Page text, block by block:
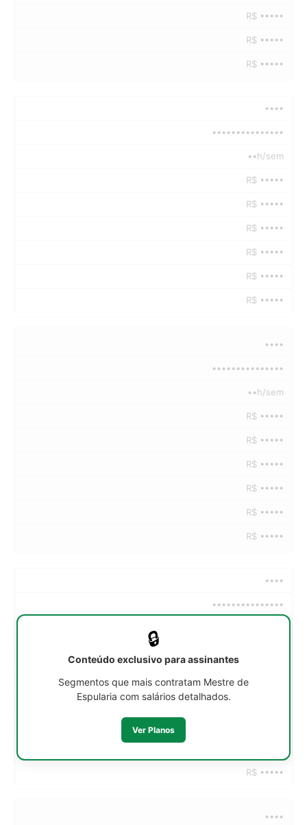
R$ •••••
R$ •••••
R$ •••••
••••
•••••••••••••••
••h/sem
R$ •••••
R$ •••••
R$ •••••
R$ •••••
R$ •••••
R$ •••••
••••
•••••••••••••••
••h/sem
R$ •••••
R$ •••••
R$ •••••
R$ •••••
R$ •••••
R$ •••••
••••
•••••••••••••••
R$ •••••
••••
🔒
Conteúdo exclusivo para assinantes
Segmentos que mais contratam Mestre de
Espularia com salários detalhados.
Ver Planos